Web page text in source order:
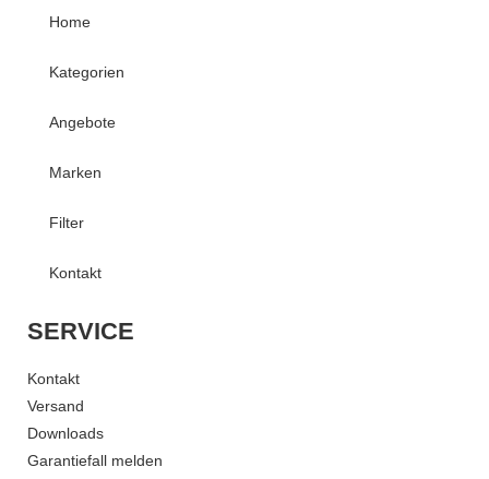
Home
Kategorien
Angebote
Marken
Filter
Kontakt
SERVICE
Kontakt
Versand
Downloads
Garantiefall melden